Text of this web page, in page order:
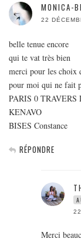
MONICA-
22
belle tenue encore
qui te vat très bien
merci pour les choix
pour moi qui ne fait
PARIS 0
KENAVO
BISES Constance
RÉPONDRE
Merci